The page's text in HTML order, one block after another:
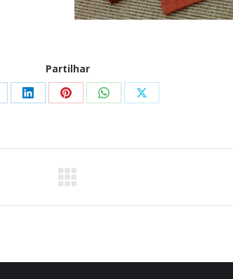
Partilhar